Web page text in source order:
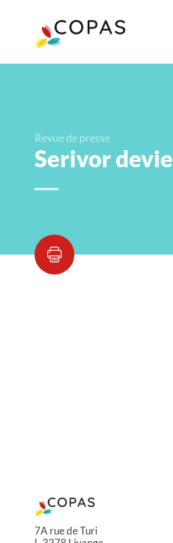
Revue de presse
Serivor
7A rue de Turi